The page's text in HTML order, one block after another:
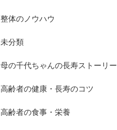
整体のノウハウ
未分類
母の千代ちゃんの長寿ストーリー
高齢者の健康・長寿のコツ
高齢者の食事・栄養